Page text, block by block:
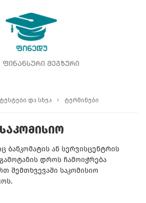
ᲤᲘᲜᲐᲜᲡᲣᲠᲘ ᲛᲔᲒᲖᲣᲠᲘ
და სხვა ტერმინები
ბანკომატის ან სერვისცენტრის
დროს ჩამოიჭრება
შემთხვევაში საკომისიო